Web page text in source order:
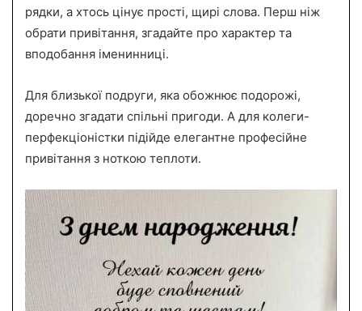
рядки, а хтось цінує прості, щирі слова. Перш ніж
обрати привітання, згадайте про характер та
вподобання іменинниці.
Для близької подруги, яка обожнює подорожі,
доречно згадати спільні пригоди. А для колеги-
перфекціоністки підійде елегантне професійне
привітання з ноткою теплоти.